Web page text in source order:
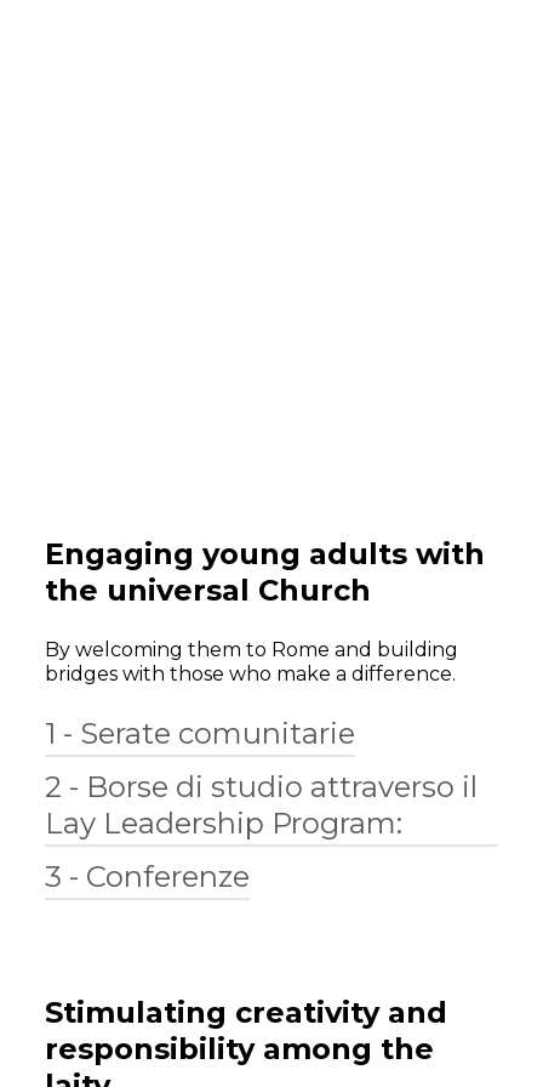
Engaging young adults with
the universal Church
By welcoming them to Rome and building
bridges with those who make a difference.
1 - Serate comunitarie
Organizzare momenti di preghiera e
dialogo in un contesto comunitario,
portando a questi incontri persone che
rappresentano la diversità nell’unità, la
“Chiesa universale”.
2 - Borse di studio attraverso il
Lay Leadership Program:
Offrire a uomini e donne laici l’opportunità
3 - Conferenze
vivendo in comunità e condividendo il
cammino con gli altri.
Stimulating creativity and
responsibility among the